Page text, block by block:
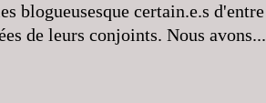
blogueusesque certain.e.s d'entre
de leurs conjoints. Nous avons...